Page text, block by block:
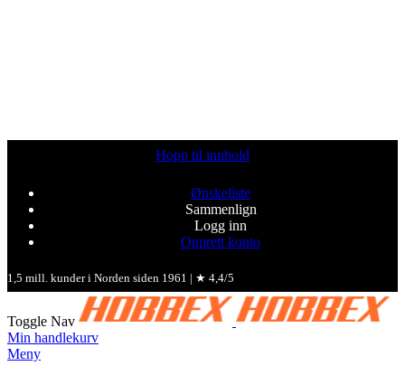
Hopp til innhold
Ønskeliste
Sammenlign
Logg inn
Opprett konto
1,5 mill. kunder i Norden siden 1961 | ★ 4,4/5
Toggle Nav
Min handlekurv
Meny